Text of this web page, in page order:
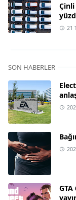
21
SON HABERLER